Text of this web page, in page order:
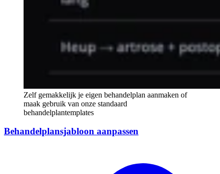
Zelf gemakkelijk je eigen behandelplan aanmaken of
maak gebruik van onze standaard
behandelplantemplates
Behandelplansjabloon aanpassen